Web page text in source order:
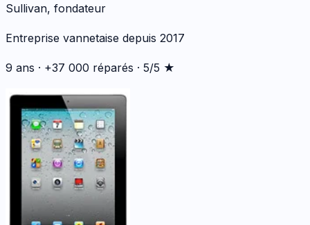
Sullivan, fondateur
Entreprise vannetaise depuis 2017
9 ans · +37 000 réparés · 5/5 ★